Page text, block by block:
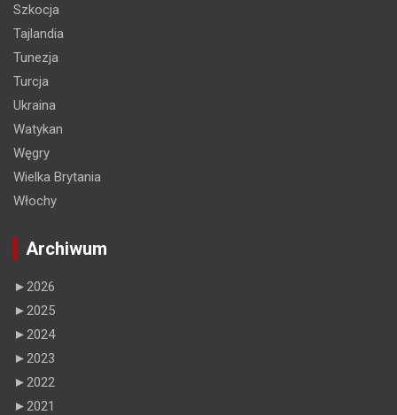
Szkocja
Tajlandia
Tunezja
Turcja
Ukraina
Watykan
Węgry
Wielka Brytania
Włochy
Archiwum
► 2026
► 2025
► 2024
► 2023
► 2022
► 2021